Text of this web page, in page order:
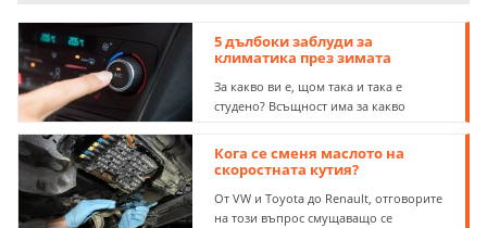
5 дълбоки заблуди за
климатика през зимата
За какво ви е, щом така и така е
студено? Всъщност има за какво
Кога се сменя маслото на
скоростната кутия?
От VW и Toyota до Renault, отговорите
на този въпрос смущаващо се